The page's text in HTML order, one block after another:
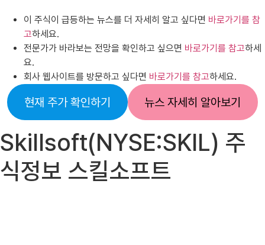
이 주식이 급등하는 뉴스를 더 자세히 알고 싶다면 바로가기를 참
고하세요.
전문가가 바라보는 전망을 확인하고 싶으면 바로가기를 참고하세
요.
회사 웹사이트를 방문하고 싶다면 바로가기를 참고하세요.
현재 주가 확인하기 뉴스 자세히 알아보기
Skillsoft(NYSE:SKIL) 주
식정보 스킬소프트